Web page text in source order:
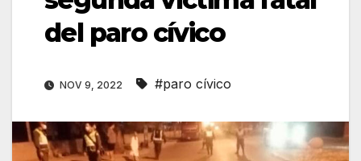
del paro cívico
NOV 9, 2022 #paro cívico